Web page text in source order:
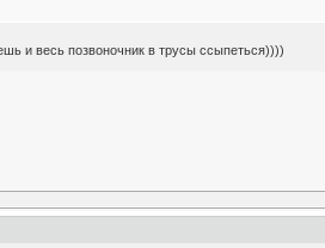
и весь позвоночник в трусы ссыпеться))))